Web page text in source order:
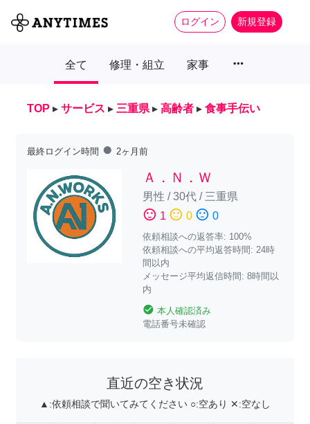
ログイン 新規登録
全て 修理・組立 家事 more_horiz
TOP ▸ サービス ▸ 三重県 ▸ 高齢者 ▸ 食事手伝い
最終ログイン時間 fiber_manual_record 2ヶ月前
Ａ．Ｎ．Ｗ
男性 /30代/ 三重県
sentiment_satisfied 1 sentiment_neutral 0 sentiment_dissatisfied 0
依頼相談への返答率: 100%
依頼相談への平均返答時間: 24時
間以内
メッセージ平均返信時間: 8時間以
内
check_circle 本人確認済み
電話番号未確認
直近の空き状況
▲:依頼相談で聞いてみてください ○:空あり ✕:空なし